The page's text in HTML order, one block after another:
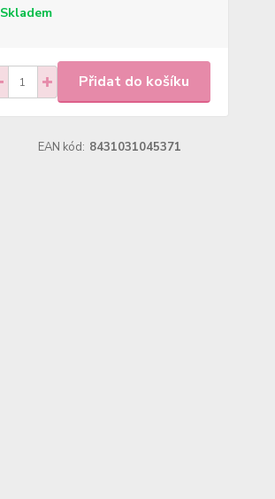
Skladem
Přidat do košíku
EAN kód: 8431031045371